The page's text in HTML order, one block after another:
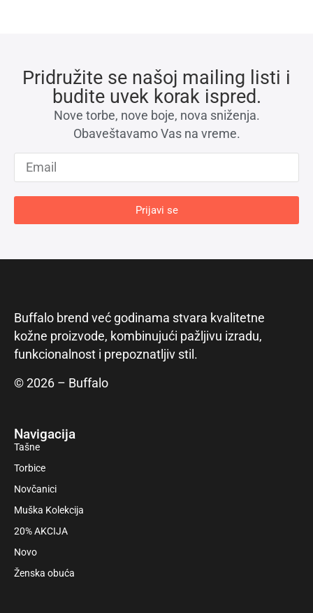
Pridružite se našoj mailing listi i
budite uvek korak ispred.
Nove torbe, nove boje, nova sniženja.
Obaveštavamo Vas na vreme.
Prijavi se
Buffalo brend već godinama stvara kvalitetne
kožne proizvode, kombinujući pažljivu izradu,
funkcionalnost i prepoznatljiv stil.
© 2026 – Buffalo
Navigacija
Tašne
Torbice
Novčanici
Muška Kolekcija
20% AKCIJA
Novo
Ženska obuća